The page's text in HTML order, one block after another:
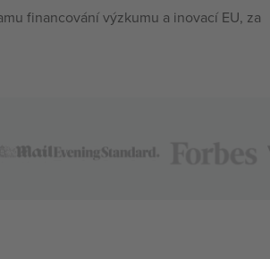
financování výzkumu a inovací EU, za